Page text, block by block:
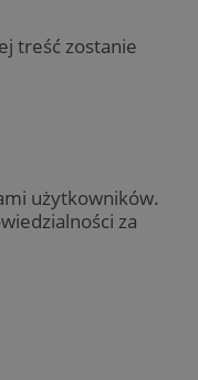
treść zostanie
użytkowników.
za